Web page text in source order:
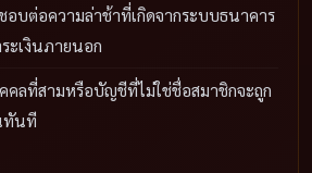
อบต่อความล่าช้าที่เกิดจากระบบธนาคาร
ะเงินภายนอก
คลที่สามหรือบัญชีที่ไม่ใช่ชื่อสมาชิกจะถูก
ทันที